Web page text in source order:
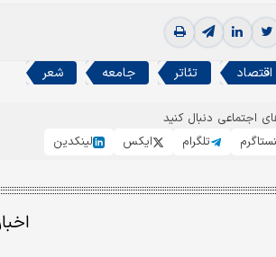
اقتصاد تئاتر جامعه شعر
اجتماعی دنبال کنید
تلگرام ایکس لینکدین